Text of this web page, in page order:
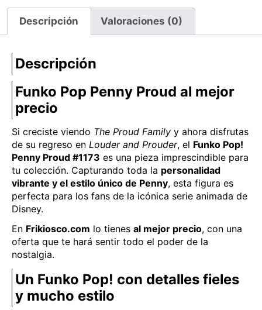
Descripción Valoraciones (0)
Descripción
Funko Pop Penny Proud al mejor
precio
Si creciste viendo The Proud Family y ahora disfrutas
de su regreso en Louder and Prouder, el Funko Pop!
Penny Proud #1173 es una pieza imprescindible para
tu colección. Capturando toda la personalidad
vibrante y el estilo único de Penny, esta figura es
perfecta para los fans de la icónica serie animada de
Disney.
En Frikiosco.com lo tienes al mejor precio, con una
oferta que te hará sentir todo el poder de la
nostalgia.
Un Funko Pop! con detalles fieles
y mucho estilo